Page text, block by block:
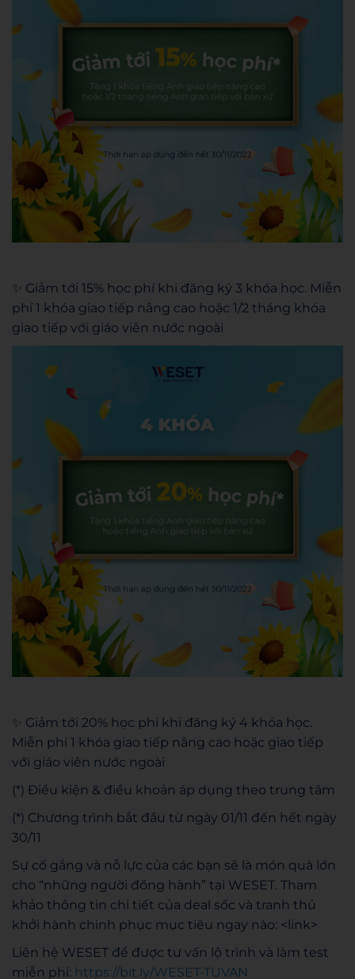
✨ Giảm tới 15% học phí khi đăng ký 3 khóa học. Miễn
phí 1 khóa giao tiếp nâng cao hoặc 1/2 tháng khóa
giao tiếp với giáo viên nước ngoài
✨ Giảm tới 20% học phí khi đăng ký 4 khóa học.
Miễn phí 1 khóa giao tiếp nâng cao hoặc giao tiếp
với giáo viên nước ngoài
(*) Điều kiện & điều khoản áp dụng theo trung tâm
(*) Chương trình bắt đầu từ ngày 01/11 đến hết ngày
30/11
Sự cố gắng và nỗ lực của các bạn sẽ là món quà lớn
cho “những người đồng hành” tại WESET. Tham
khảo thông tin chi tiết của deal sốc và tranh thủ
khởi hành chinh phục mục tiêu ngay nào: <link>
Liên hệ WESET để được tư vấn lộ trình và làm test
miễn phí: https://bit.ly/WESET-TUVAN